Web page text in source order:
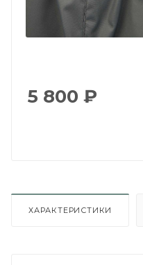
5 800 ₽
ХАРАКТЕРИСТИКИ